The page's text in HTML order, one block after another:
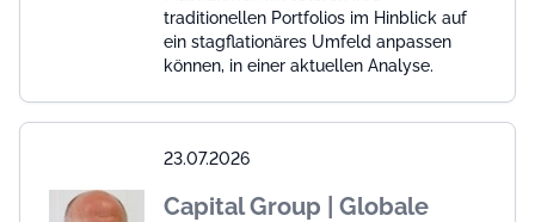
traditionellen Portfolios im Hinblick auf
ein stagflationäres Umfeld anpassen
können, in einer aktuellen Analyse.
23.07.2026
Capital Group | Globale